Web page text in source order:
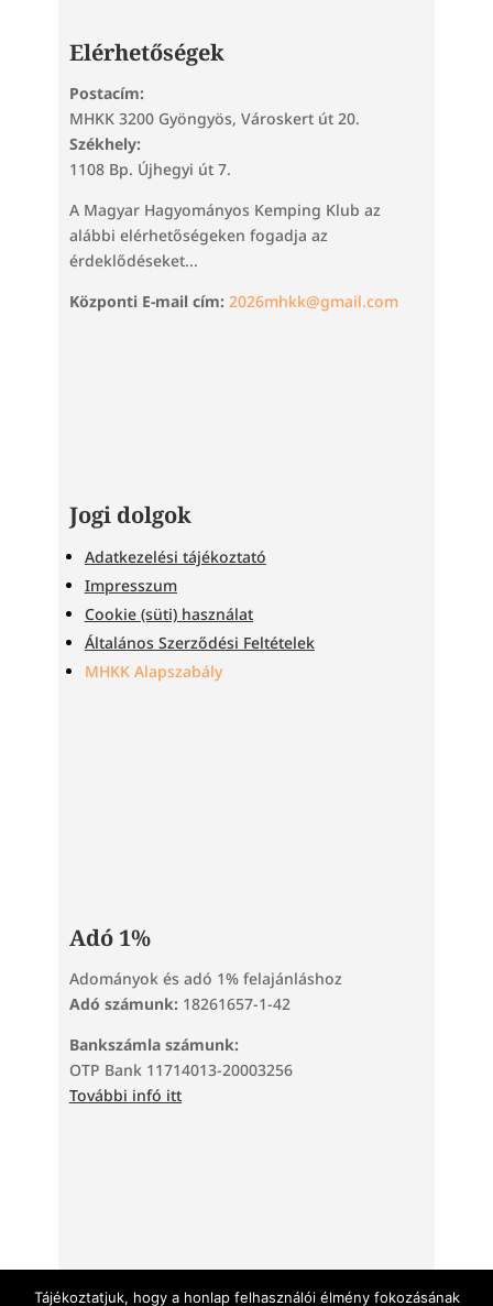
Elérhetőségek
Postacím:
MHKK 3200 Gyöngyös, Városkert út 20.
Székhely:
1108 Bp. Újhegyi út 7.
A Magyar Hagyományos Kemping Klub az
alábbi elérhetőségeken fogadja az
érdeklődéseket...
Központi E-mail cím: 2026mhkk@gmail.com
Jogi dolgok
Adatkezelési tájékoztató
Impresszum
Cookie (süti) használat
Általános Szerződési Feltételek
MHKK Alapszabály
Adó 1%
Adományok és adó 1% felajánláshoz
Adó számunk: 18261657-1-42
Bankszámla számunk:
OTP Bank 11714013-20003256
További infó itt
utca 73. | +36 30 690 9394 | info@teratarhely.hu |
Tájékoztatjuk, hogy a honlap felhasználói élmény fokozásának